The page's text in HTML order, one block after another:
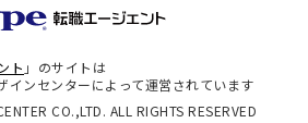
ト 」のサイトは
インセンターによって運営されています
CO.,LTD. ALL RIGHTS RESERVED